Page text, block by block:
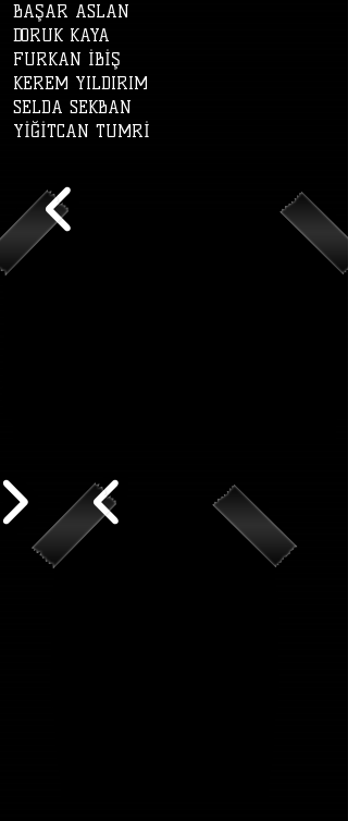
BAŞAR ASLAN
DORUK KAYA
FURKAN İBİŞ
KEREM YILDIRIM
SELDA SEKBAN
YİĞİTCAN TUMRİ